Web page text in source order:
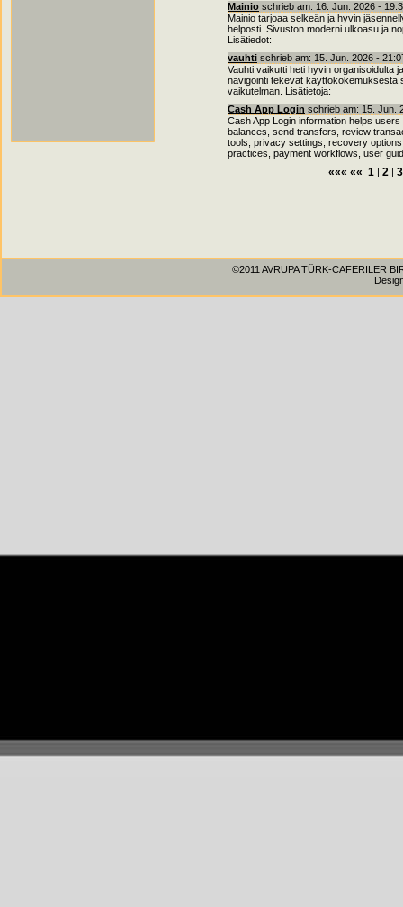
Mainio schrieb am: 16. Jun. 2026 -
Mainio tarjoaa selkeän ja hyvin
helposti. Sivuston moderni ulkoasu ja
Lisätiedot:
vauhti schrieb am: 15. Jun. 2026 -
Vauhti vaikutti heti hyvin organisoidulta
navigointi tekevät käyttökokemuksesta
vaikutelman. Lisätietoja:
Cash App Login schrieb am: 15. Jun.
Cash App Login information helps
balances, send transfers, review
tools, privacy settings, recovery
practices, payment workflows, user
««« «« 1 |2 |3
©2011 AVRUPA TÜRK-CAFERILER